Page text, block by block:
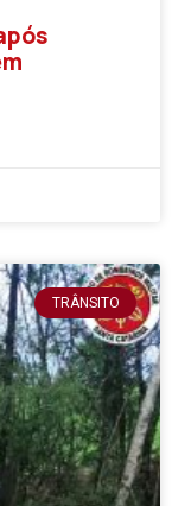
TRÂNSITO